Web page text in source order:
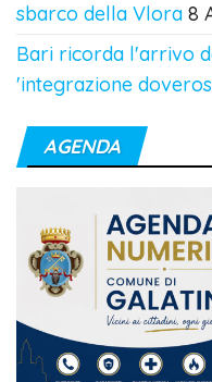
sbarco della Vlora 8
Bari ricorda l'arrivo
'integrazione
AGENDA